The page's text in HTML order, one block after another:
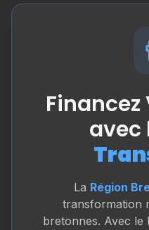
Financez
avec
La Région
transformation
bretonnes. Avec le